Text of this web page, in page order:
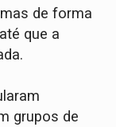
de forma
que a
grupos de